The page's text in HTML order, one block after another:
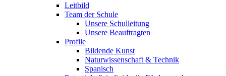
Leitbild
Team der Schule
Unsere Schulleitung
Unsere Beauftragten
Profile
Bildende Kunst
Naturwissenschaft & Technik
Spanisch